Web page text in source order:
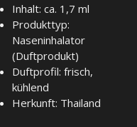
Inhalt: ca. 1,7 ml
Produkttyp:
Naseninhalator
(Duftprodukt)
Duftprofil: frisch,
kühlend
Herkunft: Thailand